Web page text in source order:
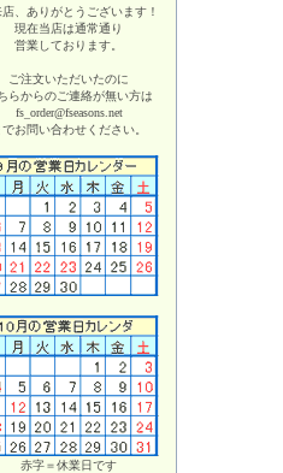
店、ありがとうございます！
現在当店は通常通り
営業しております。
ご注文いただいたのに
らからのご連絡が無い方は
fs_order@fseasons.net
でお問い合わせください。
赤字＝休業日です